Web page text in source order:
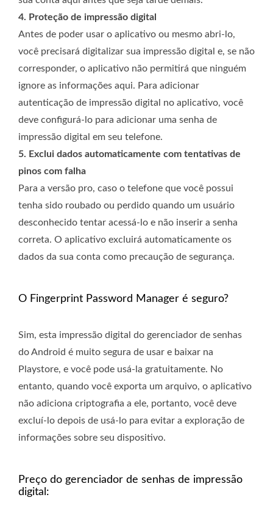
4. Proteção de impressão digital
Antes de poder usar o aplicativo ou mesmo abri-lo,
você precisará digitalizar sua impressão digital e, se não
corresponder, o aplicativo não permitirá que ninguém
ignore as informações aqui. Para adicionar
autenticação de impressão digital no aplicativo, você
deve configurá-lo para adicionar uma senha de
impressão digital em seu telefone.
5. Exclui dados automaticamente com tentativas de
pinos com falha
Para a versão pro, caso o telefone que você possui
tenha sido roubado ou perdido quando um usuário
desconhecido tentar acessá-lo e não inserir a senha
correta. O aplicativo excluirá automaticamente os
dados da sua conta como precaução de segurança.
O Fingerprint Password Manager é seguro?
Sim, esta impressão digital do gerenciador de senhas
do Android é muito segura de usar e baixar na
Playstore, e você pode usá-la gratuitamente. No
entanto, quando você exporta um arquivo, o aplicativo
não adiciona criptografia a ele, portanto, você deve
excluí-lo depois de usá-lo para evitar a exploração de
informações sobre seu dispositivo.
Preço do gerenciador de senhas de impressão
digital: